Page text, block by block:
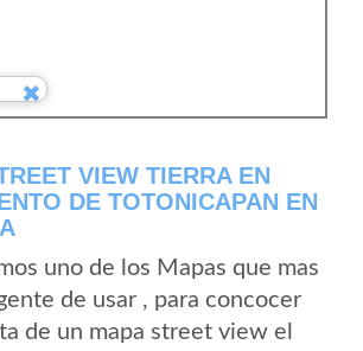
VIEW TIERRA EN
DE TOTONICAPAN EN
uno de los Mapas que mas
de usar , para concocer
de un mapa street view el